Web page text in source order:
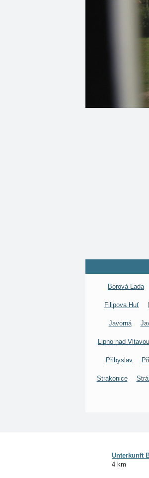
Borová Lada
Filipova Huť
Javorná
Lipno nad Vltavou
Přibyslav
Strakonice
Unterkunft
4 km